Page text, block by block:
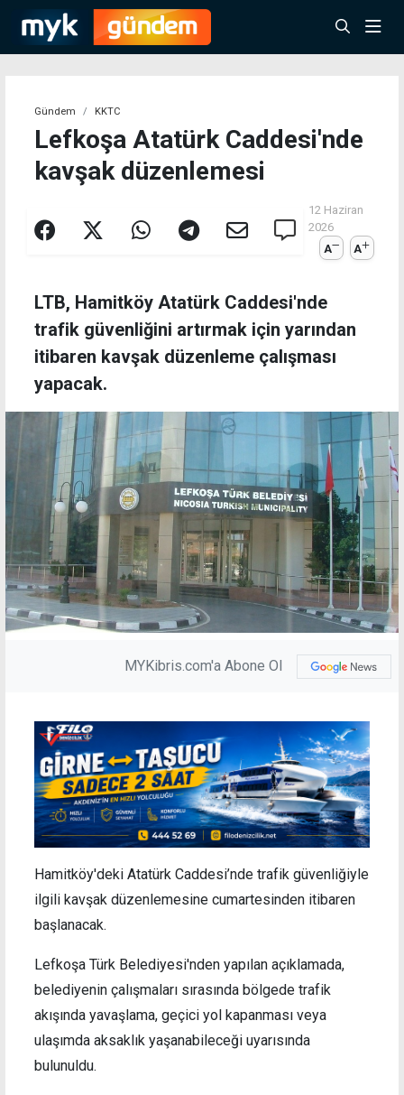
Gündem KKTC
Lefkoşa Atatürk Caddesi'nde
kavşak düzenlemesi
12 Haziran
2026
A
A
LTB, Hamitköy Atatürk Caddesi'nde
trafik güvenliğini artırmak için yarından
itibaren kavşak düzenleme çalışması
yapacak.
MYKibris.com'a Abone Ol
Hamitköy'deki Atatürk Caddesi’nde trafik güvenliğiyle
ilgili kavşak düzenlemesine cumartesinden itibaren
başlanacak.
Lefkoşa Türk Belediyesi'nden yapılan açıklamada,
belediyenin çalışmaları sırasında bölgede trafik
akışında yavaşlama, geçici yol kapanması veya
ulaşımda aksaklık yaşanabileceği uyarısında
bulunuldu.